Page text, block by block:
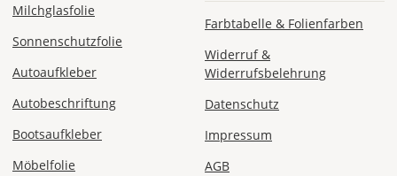
Deutschland
Sa., 15.08. -
Mi., 19.08.
Produktionsaufschlag
Milchglasfolie
Sonnenschutzfolie
Autoaufkleber
Autobeschriftung
Bootsaufkleber
Möbelfolie
Farbtabelle & Folienfarben
Widerruf &
Widerrufsbelehrung
Datenschutz
Impressum
AGB